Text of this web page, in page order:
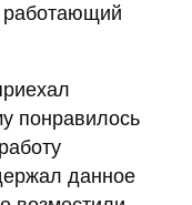
работающий
понравилось
данное